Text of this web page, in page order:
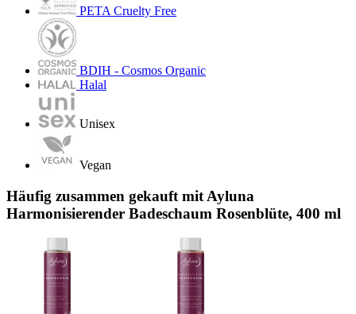
PETA Cruelty Free
BDIH - Cosmos Organic
Halal
Unisex
Vegan
Häufig zusammen gekauft mit Ayluna
Harmonisierender Badeschaum Rosenblüte, 400 ml